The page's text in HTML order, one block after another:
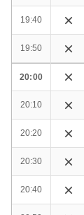
19:40
19:50
20:00
20:10
20:20
20:30
20:40